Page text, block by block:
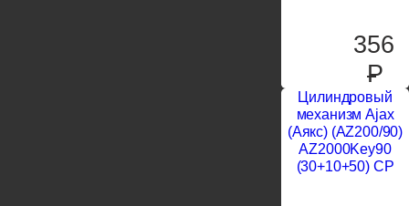
356
P
Цилиндровый
механизм Ajax
(Аякс) (AZ200/90)
AZ2000Key90
(30+10+50) CP